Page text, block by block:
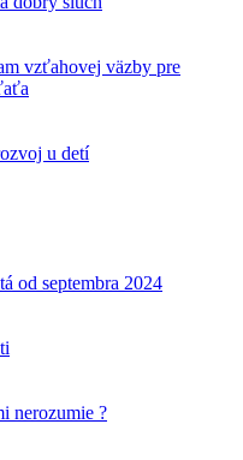
vzťahovej väzby pre
u detí
od septembra 2024
nerozumie ?